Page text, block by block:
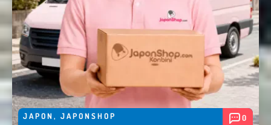
JAPON , JAPONSHOP 0